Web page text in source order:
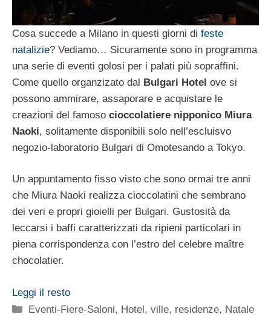
Cosa succede a Milano in questi giorni di feste
natalizie? Vediamo… Sicuramente sono in programma
una serie di eventi golosi per i palati più sopraffini.
Come quello organzizato dal Bulgari Hotel ove si
possono ammirare, assaporare e acquistare le
creazioni del famoso cioccolatiere nipponico Miura
Naoki, solitamente disponibili solo nell’escluisvo
negozio-laboratorio Bulgari di Omotesando a Tokyo.
Un appuntamento fisso visto che sono ormai tre anni
che Miura Naoki realizza cioccolatini che sembrano
dei veri e propri gioielli per Bulgari. Gustosità da
leccarsi i baffi caratterizzati da ripieni particolari in
piena corrispondenza con l’estro del celebre maître
chocolatier.
Leggi il resto
Categorie
Eventi-Fiere-Saloni, Hotel, ville, residenze, Natale